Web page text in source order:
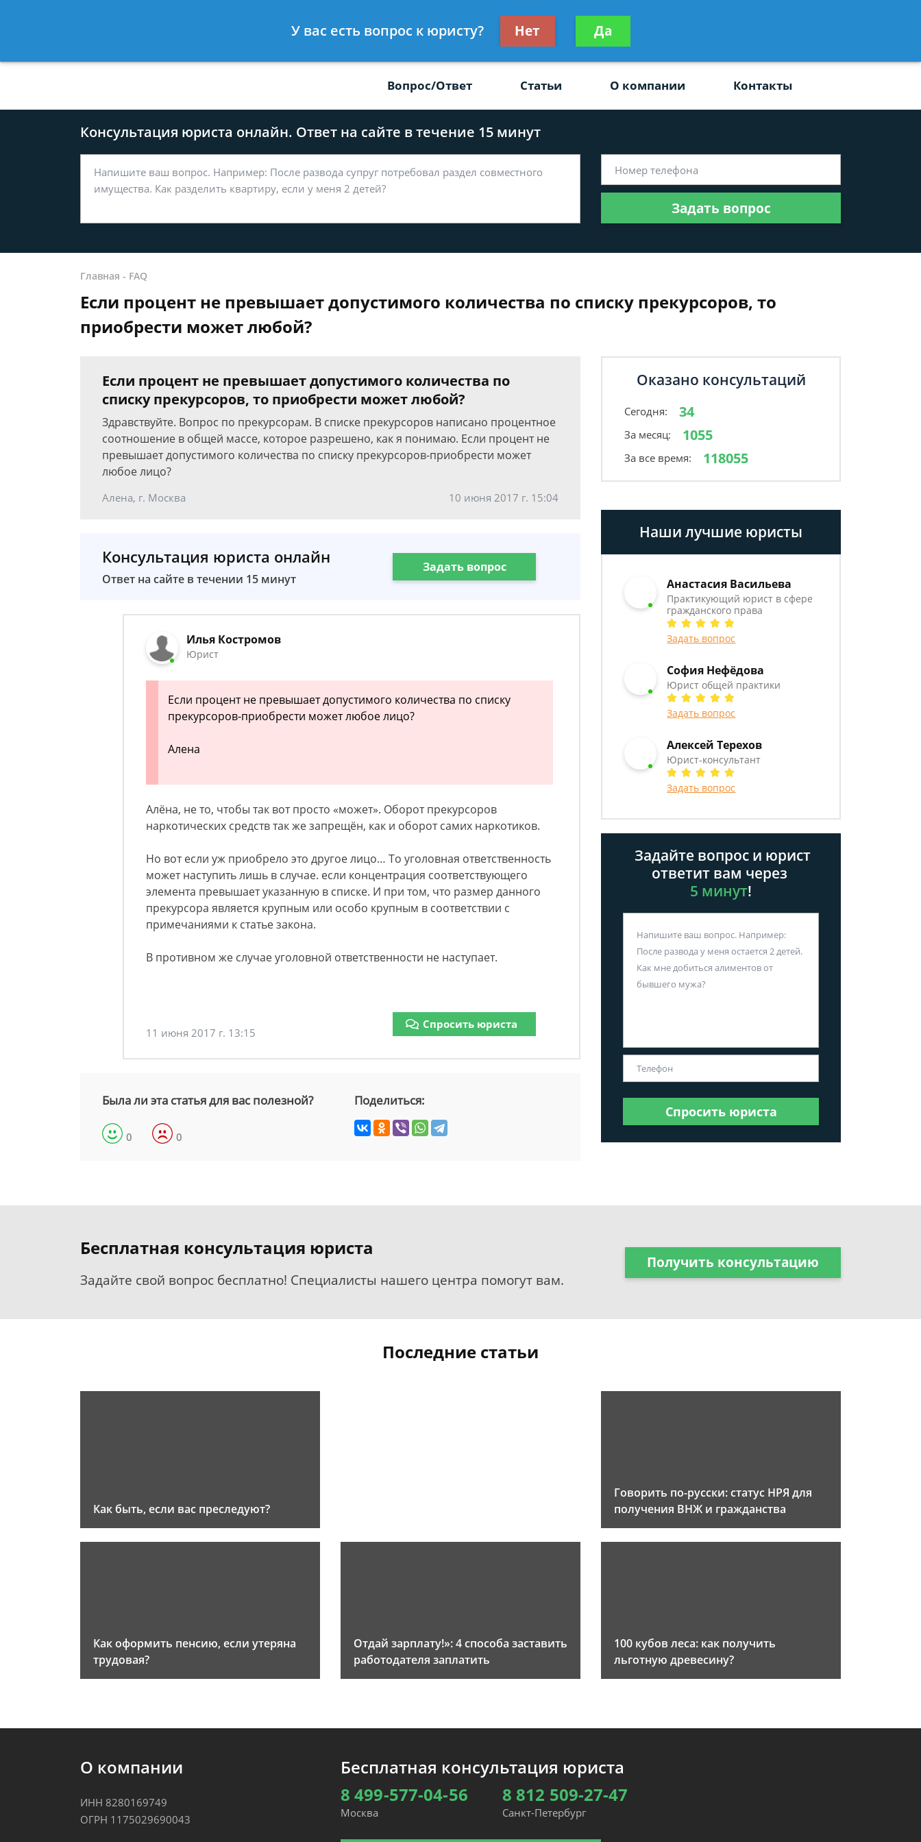
8 812 509-27-47
Получите консультацию
бесплатно
Вопрос/Ответ Статьи О компании Контакты
Консультация юриста онлайн. Ответ на сайте в течение 15 минут
Задать вопрос
Главная - FAQ
Если процент не превышает допустимого количества по списку прекурсоров, то
приобрести может любой?
Если процент не превышает допустимого количества по
списку прекурсоров, то приобрести может любой?
Здравствуйте. Вопрос по прекурсорам. В списке прекурсоров написано процентное
соотношение в общей массе, которое разрешено, как я понимаю. Если процент не
превышает допустимого количества по списку прекурсоров-приобрести может
любое лицо?
Алена, г. Москва 10 июня 2017 г. 15:04
Консультация юриста онлайн
Ответ на сайте в течении 15 минут
Задать вопрос
Илья Костромов
Юрист
Если процент не превышает допустимого количества по списку
прекурсоров-приобрести может любое лицо?
Алена
Алёна, не то, чтобы так вот просто «может». Оборот прекурсоров
наркотических средств так же запрещён, как и оборот самих наркотиков.
Но вот если уж приобрело это другое лицо… То уголовная ответственность
может наступить лишь в случае. если концентрация соответствующего
элемента превышает указанную в списке. И при том, что размер данного
прекурсора является крупным или особо крупным в соответствии с
примечаниями к статье закона.
В противном же случае уголовной ответственности не наступает.
11 июня 2017 г. 13:15
Спросить юриста
Была ли эта статья для вас полезной?
0 0
Поделиться:
Оказано консультаций
Сегодня: 34
За месяц: 1055
За все время: 118055
Наши лучшие юристы
Анастасия Васильева
Практикующий юрист в сфере
гражданского права
Задать вопрос
София Нефёдова
Юрист общей практики
Задать вопрос
Алексей Терехов
Юрист-консультант
Задать вопрос
Задайте вопрос и юрист
ответит вам через
5 минут!
Спросить юриста
Бесплатная консультация юриста
Задайте свой вопрос бесплатно! Специалисты нашего центра помогут вам.
Получить консультацию
Последние статьи
Как быть, если вас преследуют?
Говорить по-русски: статус НРЯ для
получения ВНЖ и гражданства
Как оформить пенсию, если утеряна
трудовая?
Отдай зарплату!»: 4 способа заставить
работодателя заплатить
100 кубов леса: как получить
льготную древесину?
О компании
ИНН 8280169749
ОГРН 1175029690043
Бесплатная консультация юриста
8 499-577-04-56
Москва
8 812 509-27-47
Санкт-Петербург
У вас есть вопрос к юристу? Нет Да